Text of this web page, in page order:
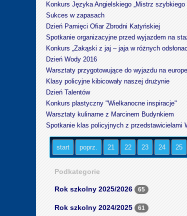
Konkurs Języka Angielskiego „Mistrz szybkiego
Sukces w zapasach
Dzień Pamięci Ofiar Zbrodni Katyńskiej
Spotkanie organizacyjne przed wyjazdem na
Konkurs „Zakąski z jaj – jaja w różnych
Dzień Wody 2016
Warsztaty przygotowujące do wyjazdu na
Klasy policyjne kibicowały naszej drużynie
Dzień Talentów
Konkurs plastyczny "Wielkanocne inspiracje"
Warsztaty kulinarne z Marcinem Budynkiem
Spotkanie klas policyjnych z przedstawicielami
start poprz. 21 22 23 24 25
Podkategorie
Rok szkolny 2025/2026 65
Rok szkolny 2024/2025 61